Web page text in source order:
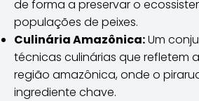
de forma a preservar o
populações de peixes.
Culinária Amazônica:Um
técnicas culinárias que refletem
região amazônica, onde o
ingrediente chave.